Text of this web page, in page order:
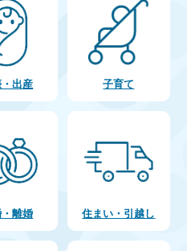
出産 子育て
離婚 住まい・引越し